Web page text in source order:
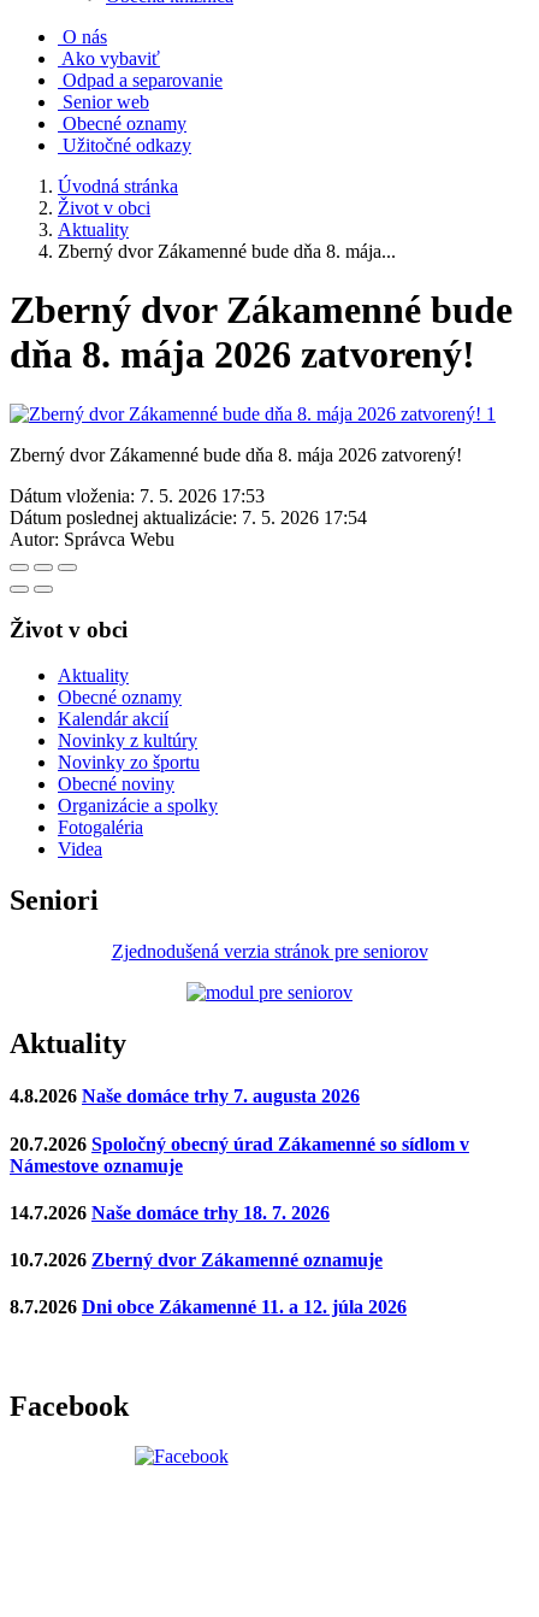
O nás
Ako vybaviť
Odpad a separovanie
Senior web
Obecné oznamy
Užitočné odkazy
Úvodná stránka
Život v obci
Aktuality
Zberný dvor Zákamenné bude dňa 8. mája...
Zberný dvor Zákamenné bude
dňa 8. mája 2026 zatvorený!
Zberný dvor Zákamenné bude dňa 8. mája 2026 zatvorený!
Dátum vloženia: 7. 5. 2026 17:53
Dátum poslednej aktualizácie: 7. 5. 2026 17:54
Autor: Správca Webu
Život v obci
Aktuality
Obecné oznamy
Kalendár akcií
Novinky z kultúry
Novinky zo športu
Obecné noviny
Organizácie a spolky
Fotogaléria
Videa
Seniori
Zjednodušená verzia stránok pre seniorov
Aktuality
4.8.2026 Naše domáce trhy 7. augusta 2026
20.7.2026 Spoločný obecný úrad Zákamenné so sídlom v
Námestove oznamuje
14.7.2026 Naše domáce trhy 18. 7. 2026
10.7.2026 Zberný dvor Zákamenné oznamuje
8.7.2026 Dni obce Zákamenné 11. a 12. júla 2026
Facebook